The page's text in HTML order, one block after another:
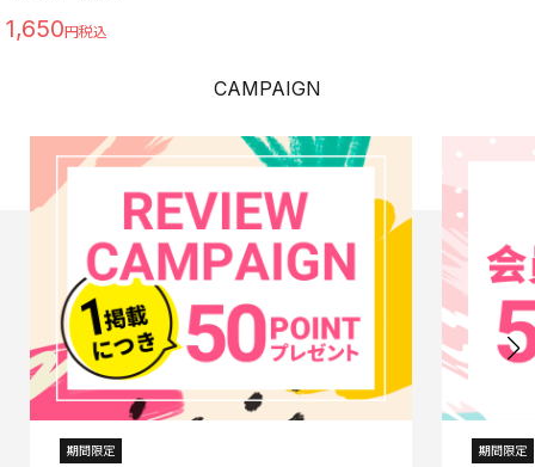
1,650
CAMPAIGN
期間限定 期間限定